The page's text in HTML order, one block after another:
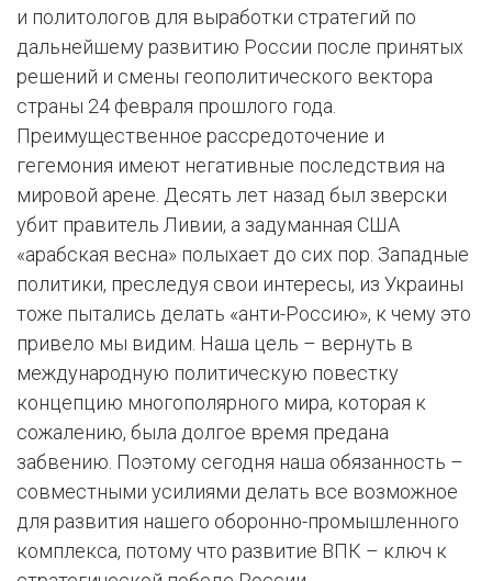
и политологов для выработки стратегий по
дальнейшему развитию России после принятых
решений и смены геополитического вектора
страны 24 февраля прошлого года.
Преимущественное рассредоточение и
гегемония имеют негативные последствия на
мировой арене. Десять лет назад был зверски
убит правитель Ливии, а задуманная США
«арабская весна» полыхает до сих пор. Западные
политики, преследуя свои интересы, из Украины
тоже пытались делать «анти-Россию», к чему это
привело мы видим. Наша цель – вернуть в
международную политическую повестку
концепцию многополярного мира, которая к
сожалению, была долгое время предана
забвению. Поэтому сегодня наша обязанность –
совместными усилиями делать все возможное
для развития нашего оборонно-промышленного
комплекса, потому что развитие ВПК – ключ к